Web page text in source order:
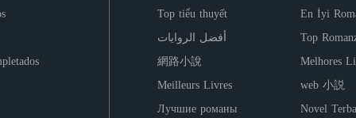
descubrirá que la dulce pasante que dejó atrás es ahora una madre leona
engaño ha estado oculto en su propia casa durante años.
Top tiểu thuyết
En İyi
أفضل الروايات
Top
網路小說
Melhores
Meilleurs Livres
web 小説
Лучшие романы
Novel